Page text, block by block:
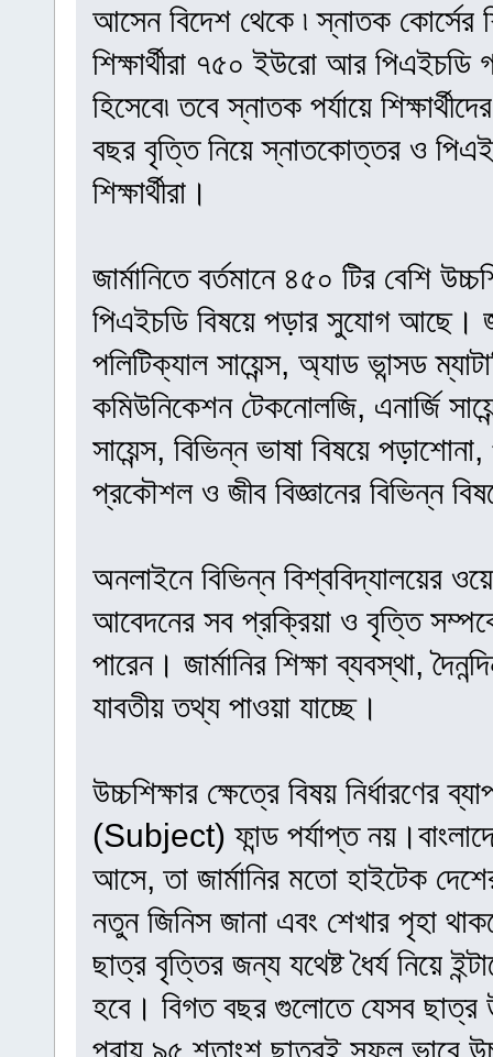
আসেন বিদেশ থেকে ৷ স্নাতক কোর্সের
শিক্ষার্থীরা ৭৫০ ইউরো আর
হিসেবে৷ তবে স্নাতক পর্যায়ে
বছর বৃত্তি নিয়ে স্নাতকোত্তর ও
শিক্ষার্থীরা।
জার্মানিতে বর্তমানে ৪৫০ টির বেশি
পিএইচডি বিষয়ে পড়ার সুযোগ আছে।
পলিটিক্যাল সায়েন্স, অ্যাড ভান্সড
কমিউনিকেশন টেকনোলজি, এনার্জি
সায়েন্স, বিভিন্ন ভাষা বিষয়ে
প্রকৌশল ও জীব বিজ্ঞানের বিভিন্ন
অনলাইনে বিভিন্ন বিশ্ববিদ্যালয়ের
আবেদনের সব প্রক্রিয়া ও বৃত্তি
পারেন। জার্মানির শিক্ষা ব্যবস্থা,
যাবতীয় তথ্য পাওয়া যাচ্ছে।
উচ্চশিক্ষার ক্ষেত্রে বিষয় নির্ধারণের
(Subject) ফান্ড পর্যাপ্ত
আসে, তা জার্মানির মতো হাইটেক
নতুন জিনিস জানা এবং শেখার পৃহা
ছাত্র বৃত্তির জন্য যথেষ্ট ধৈর্য নিয়ে
হবে। বিগত বছর গুলোতে যেসব ছাত্র
প্রায় ৯৫ শতাংশ ছাত্রই সফল ভাবে